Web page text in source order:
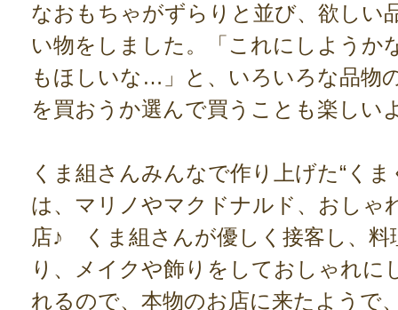
なおもちゃがずらりと並び、欲しい
い物をしました。「これにしようか
もほしいな…」と、いろいろな品物
を買おうか選んで買うことも楽しい
くま組さんみんなで作り上げた“くま
は、マリノやマクドナルド、おしゃ
店♪ くま組さんが優しく接客し、料
り、メイクや飾りをしておしゃれに
れるので、本物のお店に来たようで